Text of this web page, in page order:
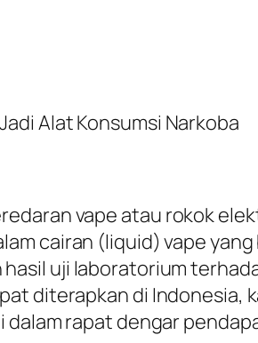
Alat Konsumsi Narkoba
vape atau rokok
cairan (liquid) vape yang
uji laboratorium
diterapkan di
rapat dengar